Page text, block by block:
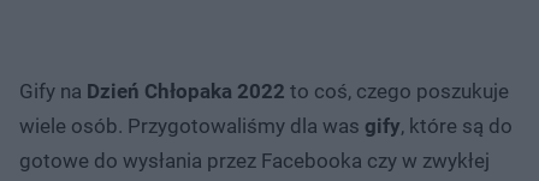
Gify na Dzień Chłopaka 2022 to coś, czego poszukuje
wiele osób. Przygotowaliśmy dla was gify, które są do
gotowe do wysłania przez Facebooka czy w zwykłej